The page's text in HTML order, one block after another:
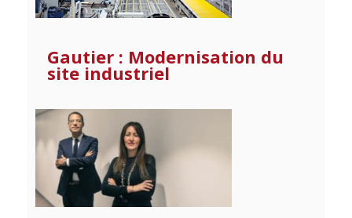
Gautier : Modernisation du
site industriel